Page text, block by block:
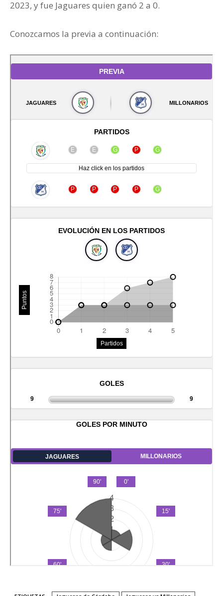
2023, y fue Jaguares quien ganó 2 a 0.
Conozcamos la previa a continuación: